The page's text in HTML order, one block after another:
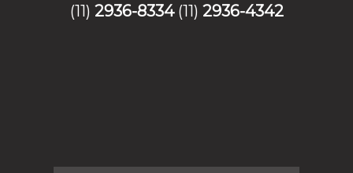
(11) 2936-8334 (11) 2936-4342